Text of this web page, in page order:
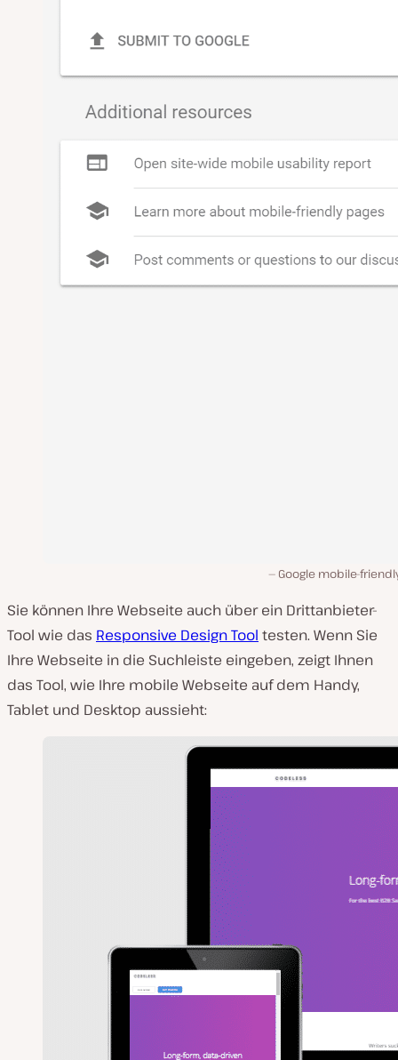
Google mobile-
Sie können Ihre Webseite auch über ein Drittanbieter-
Tool wie das Responsive Design Tool testen. Wenn Sie
Ihre Webseite in die Suchleiste eingeben, zeigt Ihnen
das Tool, wie Ihre mobile Webseite auf dem Handy,
Tablet und Desktop aussieht: